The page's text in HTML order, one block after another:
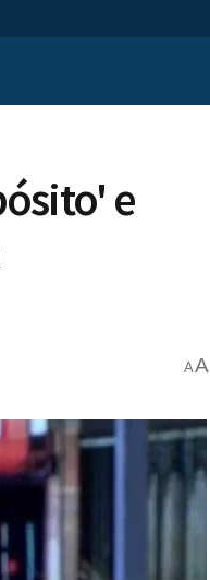
e
AA